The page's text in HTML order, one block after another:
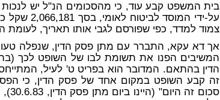
בית המשפט קבע עוד, כי מהסכומים הנ"ל יש
צמוד למדד, כפי שפורסם לגבי אותו תאריך, לעומת
אך דא עקא, התברר עם מתן פסק הדין, שנפלה
הדין בהתאם. המדובר הוא בפריט ט' לעיל,